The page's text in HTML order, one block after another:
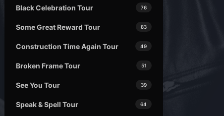
76
Black Celebration Tour
83
Some Great Reward Tour
49
Construction Time Again Tour
51
Broken Frame Tour
39
See You Tour
64
Speak & Spell Tour